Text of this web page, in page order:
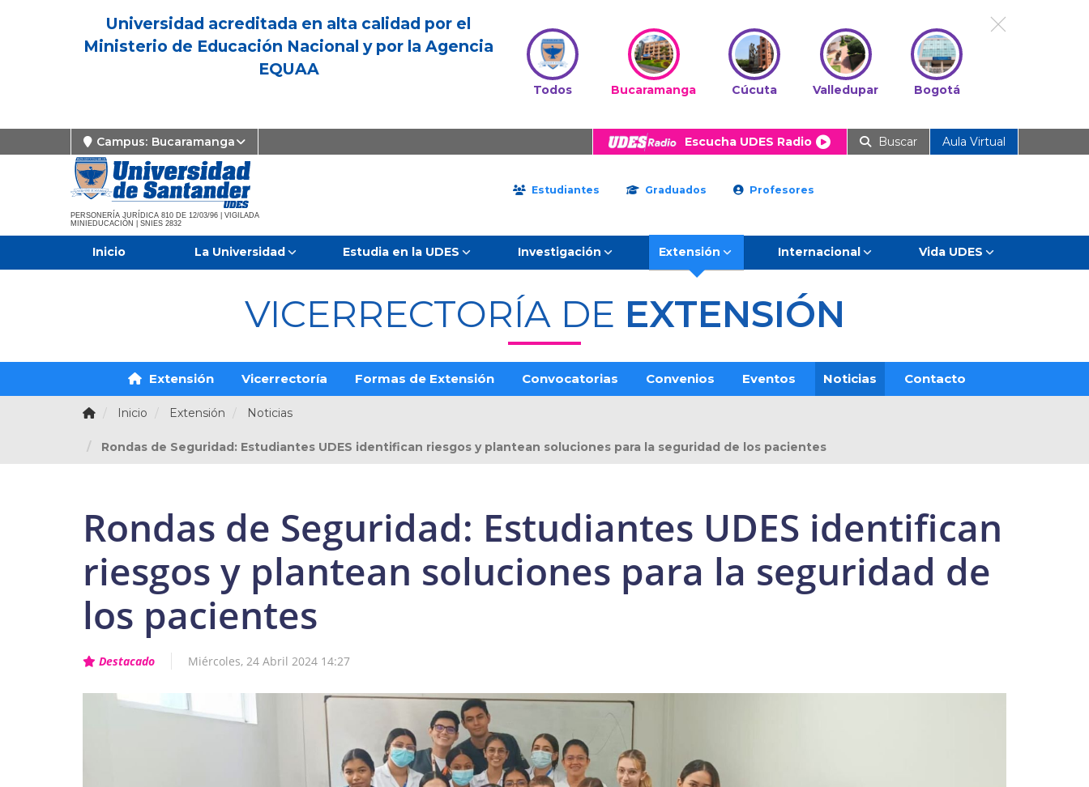
Universidad acreditada en alta calidad por el
Ministerio de Educación Nacional y por la Agencia
EQUAA
Todos Bucaramanga Cúcuta Valledupar Bogotá
Campus: Bucaramanga Escucha UDES Radio Buscar Aula Virtual
PERSONERÍA JURÍDICA 810 DE 12/03/96 | VIGILADA
MINIEDUCACIÓN | SNIES 2832
Estudiantes Graduados Profesores
Inicio La Universidad Estudia en la UDES Investigación Extensión Internacional Vida UDES
VICERRECTORÍA DE EXTENSIÓN
Extensión Vicerrectoría Formas de Extensión Convocatorias Convenios Eventos Noticias Contacto
Inicio Extensión Noticias
Rondas de Seguridad: Estudiantes UDES identifican riesgos y plantean soluciones para la seguridad de los pacientes
Rondas de Seguridad: Estudiantes UDES identifican
riesgos y plantean soluciones para la seguridad de
los pacientes
Destacado Miércoles, 24 Abril 2024 14:27